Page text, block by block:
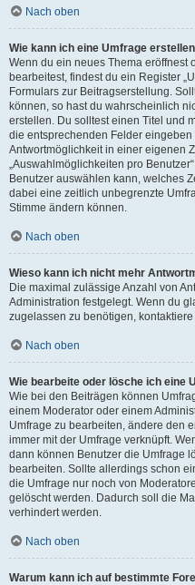
Nach oben
Wie kann ich eine Umfrage
Wenn du ein neues Thema eröffnest
bearbeitest, findest du ein Register
Formulars zur Beitragserstellung.
können, so hast du wahrscheinlich
erstellen. Du solltest einen Titel und
die entsprechenden Felder
Antwortmöglichkeit in einer eigenen
„Auswahlmöglichkeiten pro
Benutzer auswählen kann, welches
dabei eine zeitlich unbegrenzte
Stimme ändern können.
Nach oben
Wieso kann ich nicht mehr
Die maximal zulässige Anzahl von
Administration festgelegt. Wenn du
zugelassen zu benötigen,
Nach oben
Wie bearbeite oder lösche ich eine
Wie bei den Beiträgen können
einem Moderator oder einem
Umfrage zu bearbeiten, ändere den
immer mit der Umfrage verknüpft.
dann können Benutzer die Umfrage
bearbeiten. Sollte allerdings schon
die Umfrage nur noch von
gelöscht werden. Dadurch soll die
verhindert werden.
Nach oben
Warum kann ich auf bestimmte